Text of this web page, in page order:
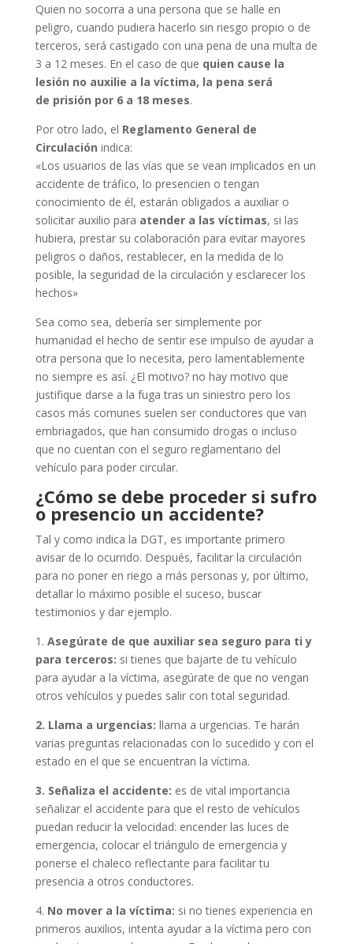
Quien no socorra a una persona que se halle en
peligro, cuando pudiera hacerlo sin riesgo propio o de
terceros, será castigado con una pena de una multa de
3 a 12 meses. En el caso de que quien cause la
lesión no auxilie a la víctima, la pena será
de prisión por 6 a 18 meses.
Por otro lado, el Reglamento General de
Circulación indica:
«Los usuarios de las vías que se vean implicados en un
accidente de tráfico, lo presencien o tengan
conocimiento de él, estarán obligados a auxiliar o
solicitar auxilio para atender a las víctimas, si las
hubiera, prestar su colaboración para evitar mayores
peligros o daños, restablecer, en la medida de lo
posible, la seguridad de la circulación y esclarecer los
hechos»
Sea como sea, debería ser simplemente por
humanidad el hecho de sentir ese impulso de ayudar a
otra persona que lo necesita, pero lamentablemente
no siempre es así. ¿El motivo? no hay motivo que
justifique darse a la fuga tras un siniestro pero los
casos más comunes suelen ser conductores que van
embriagados, que han consumido drogas o incluso
que no cuentan con el seguro reglamentario del
vehículo para poder circular.
¿Cómo se debe proceder si sufro
o presencio un accidente?
Tal y como indica la DGT, es importante primero
avisar de lo ocurrido. Después, facilitar la circulación
para no poner en riego a más personas y, por último,
detallar lo máximo posible el suceso, buscar
testimonios y dar ejemplo.
1. Asegúrate de que auxiliar sea seguro para ti y
para terceros: si tienes que bajarte de tu vehículo
para ayudar a la víctima, asegúrate de que no vengan
otros vehículos y puedes salir con total seguridad.
2. Llama a urgencias: llama a urgencias. Te harán
varias preguntas relacionadas con lo sucedido y con el
estado en el que se encuentran la víctima.
3. Señaliza el accidente: es de vital importancia
señalizar el accidente para que el resto de vehículos
puedan reducir la velocidad: encender las luces de
emergencia, colocar el triángulo de emergencia y
ponerse el chaleco reflectante para facilitar tu
presencia a otros conductores.
4. No mover a la víctima: si no tienes experiencia en
primeros auxilios, intenta ayudar a la víctima pero con